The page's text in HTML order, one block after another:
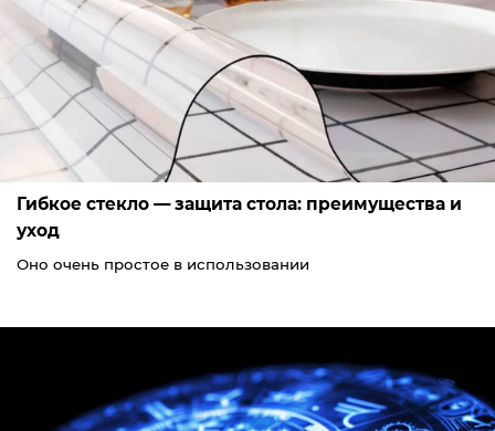
Гибкое стекло — защита стола: преимущества и
уход
Оно очень простое в использовании